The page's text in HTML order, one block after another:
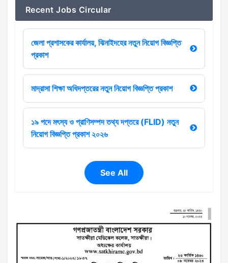
Recent Jobs Circular
জেলা প্রশাসকের কার্যালয়, ঝিনাইদহের নতুন নিয়োগ বিজ্ঞপ্তি
প্রকাশ
মাদ্রাসা শিক্ষা অধিদপ্তরের নতুন নিয়োগ বিজ্ঞপ্তি প্রকাশ
১৯ পদে মৎস্য ও প্রাণিসম্পদ তথ্য দপ্তরে (FLID) নতুন
নিয়োগ বিজ্ঞপ্তি প্রকাশ ২০২৬
See All